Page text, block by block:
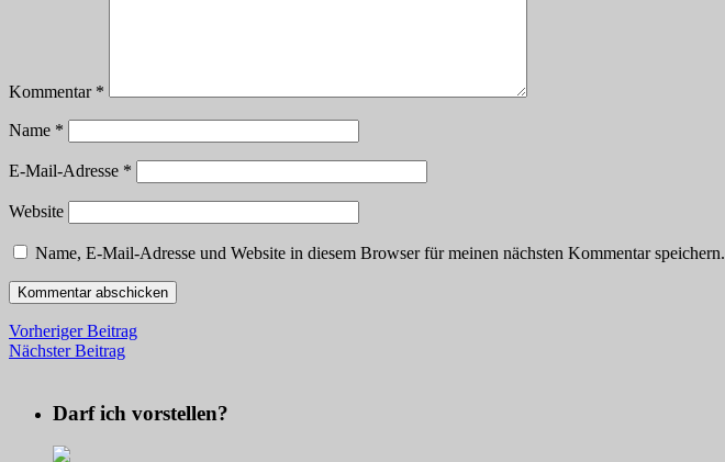
Kommentar *
Name *
E-Mail-Adresse *
Website
Name, E-Mail-Adresse und Website in diesem Browser für meinen nächsten Kommentar speichern.
Vorheriger Beitrag
Nächster Beitrag
Darf ich vorstellen?